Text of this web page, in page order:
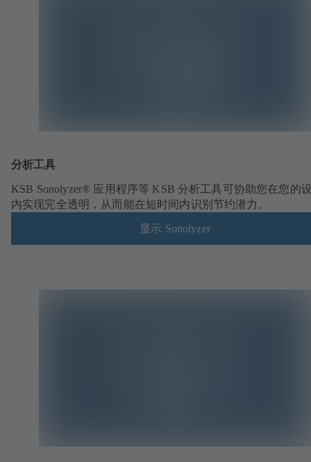
分析工具
KSB Sonolyzer® 应用程序等 KSB 分析工具可协助您在您的
内实现完全透明，从而能在短时间内识别节约潜力。
显示 Sonolyzer